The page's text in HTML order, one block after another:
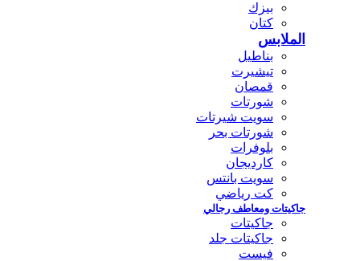
بيزك
كتان
الملابس
بناطيل
تيشيرت
قمصان
شورتات
سويت شيرتات
شورتات بحر
بلوفرات
كارديجان
سويت بانتس
كت رياضي
جاكيتات ومعاطف رجالي
جاكيتات
جاكيتات جلد
فيست